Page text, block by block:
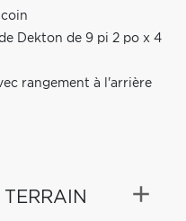
Dekton de 9 pi 2 po x 4
rangement à l'arrière